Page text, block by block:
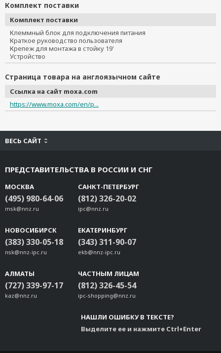
Комплект поставки
Комплект поставки
Клеммный блок для подключения питания
Краткое руководство пользователя
Крепеж для монтажа в стойку 19'
Устройство
Страница товара на англоязычном сайте
Ссылка на сайт moxa.com
https://www.moxa.com/en/p...
ВЕСЬ САЙТ
ПРЕДСТАВИТЕЛЬСТВА В РОССИИ И СНГ
МОСКВА
(495) 980-64-06
msk@nnz.ru
САНКТ-ПЕТЕРБУРГ
(812) 326-20-02
ipc@nnz.ru
НОВОСИБИРСК
(383) 330-05-18
nsk@nnz-ipc.ru
ЕКАТЕРИНБУРГ
(343) 311-90-07
ekb@nnz-ipc.ru
АЛМАТЫ
(727) 339-97-17
kaz@nnz.ru
ЧАСТНЫМ ЛИЦАМ
(812) 326-45-54
ipc-shopping@nnz.ru
НАШЛИ ОШИБКУ В ТЕКСТЕ?
Выделите ее и нажмите Ctrl+Enter